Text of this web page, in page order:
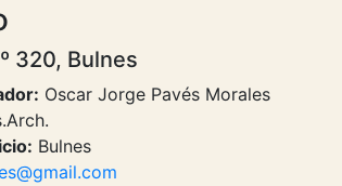
320, Bulnes
Oscar Jorge Pavés Morales
Bulnes